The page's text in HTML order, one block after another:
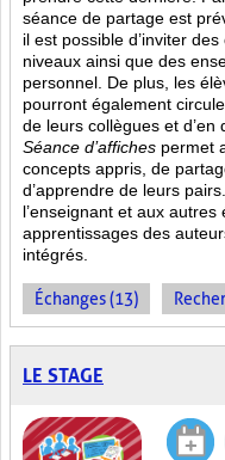
séance de partage est
il est possible d’inviter
niveaux ainsi que des
personnel. De plus, les
pourront également
de leurs collègues et
Séance d’affiches permet
concepts appris, de
d’apprendre de leurs
l’enseignant et aux
apprentissages des
intégrés.
Échanges (13)
LE STAGE